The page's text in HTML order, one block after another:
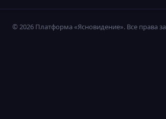
© 2026 Платформа «Ясновидение». Все